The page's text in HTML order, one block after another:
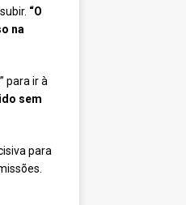
“O
na
para ir à
sem
para